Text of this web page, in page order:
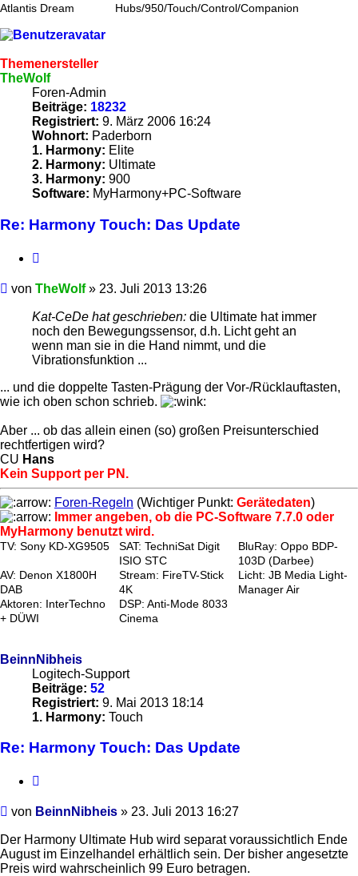
Atlantis Dream
Hubs/950/Touch/Control/Companion
Themenersteller
TheWolf
Foren-Admin
Beiträge: 18232
Registriert: 9. März 2006 16:24
Wohnort: Paderborn
1. Harmony: Elite
2. Harmony: Ultimate
3. Harmony: 900
Software: MyHarmony+PC-Software
Re: Harmony Touch: Das Update
Beitrag
von TheWolf» 23. Juli 2013 13:26
Kat-CeDe hat geschrieben: die Ultimate hat immer
noch den Bewegungssensor, d.h. Licht geht an
wenn man sie in die Hand nimmt, und die
Vibrationsfunktion ...
... und die doppelte Tasten-Prägung der Vor-/Rücklauftasten,
wie ich oben schon schrieb.
Aber ... ob das allein einen (so) großen Preisunterschied
rechtfertigen wird?
CU Hans
Kein Support per PN.
Foren-Regeln (Wichtiger Punkt: Gerätedaten)
Immer angeben, ob die PC-Software 7.7.0 oder
MyHarmony benutzt wird.
TV: Sony KD-XG9505
SAT: TechniSat Digit
ISIO STC
BluRay: Oppo BDP-
103D (Darbee)
AV: Denon X1800H
DAB
Stream: FireTV-Stick
4K
Licht: JB Media Light-
Manager Air
Aktoren: InterTechno
+ DÜWI
DSP: Anti-Mode 8033
Cinema
BeinnNibheis
Logitech-Support
Beiträge: 52
Registriert: 9. Mai 2013 18:14
1. Harmony: Touch
Re: Harmony Touch: Das Update
Beitrag
von BeinnNibheis » 23. Juli 2013 16:27
Der Harmony Ultimate Hub wird separat voraussichtlich Ende
August im Einzelhandel erhältlich sein. Der bisher angesetzte
Preis wird wahrscheinlich 99 Euro betragen.